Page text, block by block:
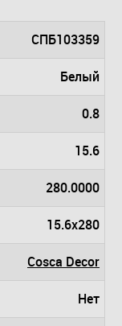
СПБ103359
Белый
0.8
15.6
280.0000
15.6x280
Cosca Decor
Нет